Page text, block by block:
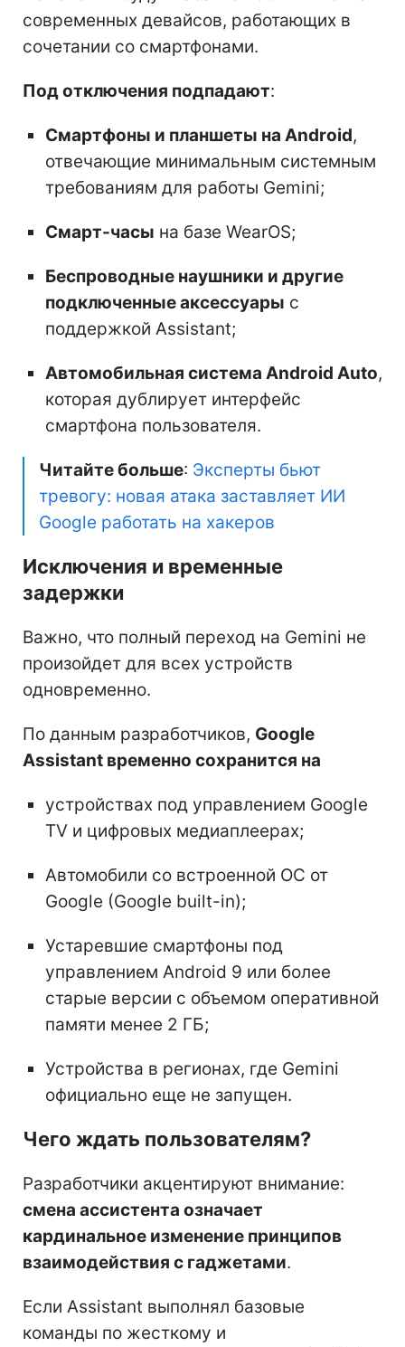
современных девайсов, работающих в
сочетании со смартфонами.
Под отключения подпадают:
Смартфоны и планшеты на Android,
отвечающие минимальным системным
требованиям для работы Gemini;
Смарт-часы на базе WearOS;
Беспроводные наушники и другие
подключенные аксессуары с
поддержкой Assistant;
Автомобильная система Android Auto,
которая дублирует интерфейс
смартфона пользователя.
Читайте больше: Эксперты бьют
тревогу: новая атака заставляет ИИ
Google работать на хакеров
Исключения и временные
задержки
Важно, что полный переход на Gemini не
произойдет для всех устройств
одновременно.
По данным разработчиков, Google
Assistant временно сохранится на
устройствах под управлением Google
TV и цифровых медиаплеерах;
Автомобили со встроенной ОС от
Google (Google built-in);
Устаревшие смартфоны под
управлением Android 9 или более
старые версии с объемом оперативной
памяти менее 2 ГБ;
Устройства в регионах, где Gemini
официально еще не запущен.
Чего ждать пользователям?
Разработчики акцентируют внимание:
смена ассистента означает
кардинальное изменение принципов
взаимодействия с гаджетами.
Если Assistant выполнял базовые
команды по жесткому и